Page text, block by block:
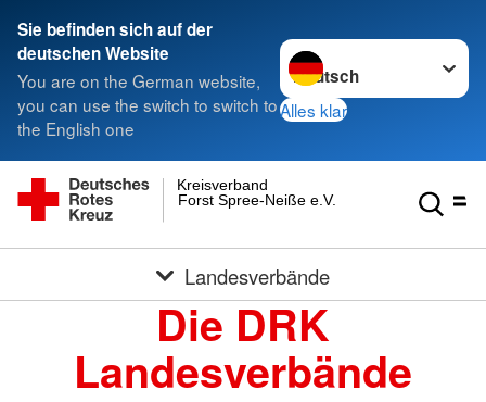
Sie befinden sich auf der
deutschen Website
You are on the German website,
you can use the switch to switch to
the English one
Sprache wechseln zu
Alles klar
Forst Spree-Neiße e.V.
Kreisverband
Landesverbände
Die DRK
Landesverbände